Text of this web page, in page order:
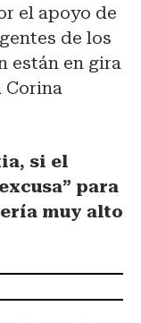
el apoyo de
de los
están en gira
Corina
si el
para
muy alto